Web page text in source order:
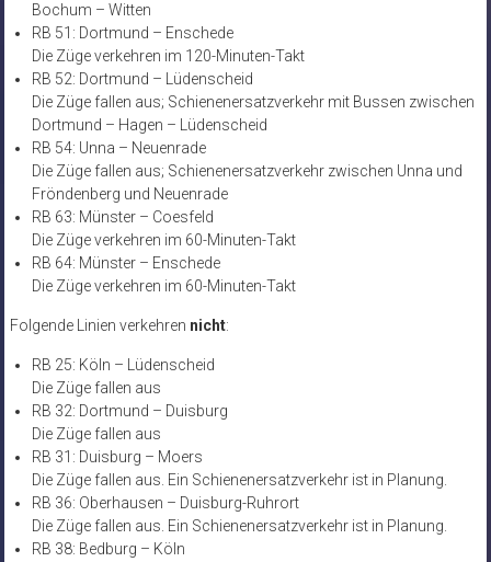
Bochum – Witten
RB 51: Dortmund – Enschede
Die Züge verkehren im 120-Minuten-Takt
RB 52: Dortmund – Lüdenscheid
Die Züge fallen aus; Schienenersatzverkehr mit Bussen zwischen
Dortmund – Hagen – Lüdenscheid
RB 54: Unna – Neuenrade
Die Züge fallen aus; Schienenersatzverkehr zwischen Unna und
Fröndenberg und Neuenrade
RB 63: Münster – Coesfeld
Die Züge verkehren im 60-Minuten-Takt
RB 64: Münster – Enschede
Die Züge verkehren im 60-Minuten-Takt
Folgende Linien verkehren nicht:
RB 25: Köln – Lüdenscheid
Die Züge fallen aus
RB 32: Dortmund – Duisburg
Die Züge fallen aus
RB 31: Duisburg – Moers
Die Züge fallen aus. Ein Schienenersatzverkehr ist in Planung.
RB 36: Oberhausen – Duisburg-Ruhrort
Die Züge fallen aus. Ein Schienenersatzverkehr ist in Planung.
RB 38: Bedburg – Köln